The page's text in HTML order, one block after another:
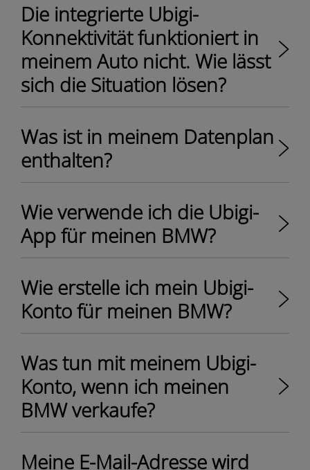
Die integrierte Ubigi-
Konnektivität funktioniert in
meinem Auto nicht. Wie lässt
sich die Situation lösen?
Was ist in meinem Datenplan
enthalten?
Wie verwende ich die Ubigi-
App für meinen BMW?
Wie erstelle ich mein Ubigi-
Konto für meinen BMW?
Was tun mit meinem Ubigi-
Konto, wenn ich meinen
BMW verkaufe?
Meine E-Mail-Adresse wird